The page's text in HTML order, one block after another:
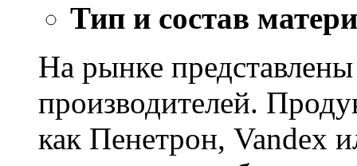
Тип и состав
На рынке
производителей.
как Пенетрон, Vandex